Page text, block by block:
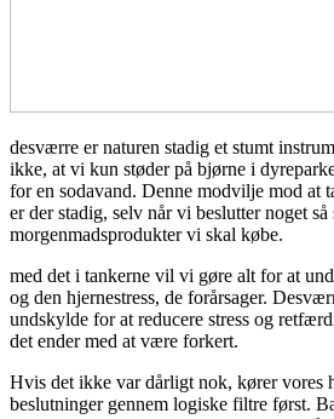
desværre er naturen stadig et stumt
ikke, at vi kun støder på bjørne i
for en sodavand. Denne modvilje mod at
er der stadig, selv når vi beslutter noget
morgenmadsprodukter vi skal købe.
med det i tankerne vil vi gøre alt for at
og den hjernestress, de forårsager.
undskylde for at reducere stress og
det ender med at være forkert.
Hvis det ikke var dårligt nok, kører vores
beslutninger gennem logiske filtre først.